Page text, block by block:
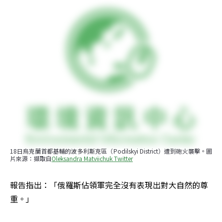
18日烏克蘭首都基輔的波多利斯克區（Podilskyi District）遭到砲火襲擊。圖
片來源：擷取自Oleksandra Matviichuk Twitter
報告指出：「俄羅斯佔領軍完全沒有表現出對大自然的尊
重。」